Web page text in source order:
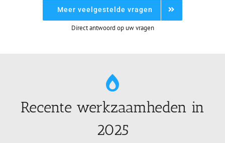
Meer veelgestelde vragen
Direct antwoord op uw vragen
Recente werkzaamheden in
2025